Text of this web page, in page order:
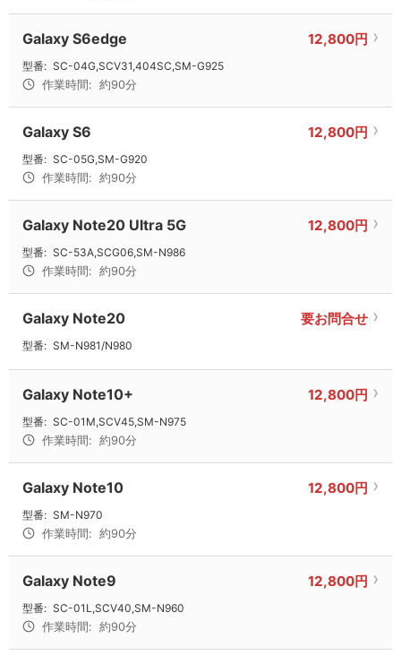
Galaxy S6edge 12,800円
型番: SC-04G,SCV31,404SC,SM-G925
作業時間: 約90分
Galaxy S6 12,800円
型番: SC-05G,SM-G920
作業時間: 約90分
Galaxy Note20 Ultra 5G 12,800円
型番: SC-53A,SCG06,SM-N986
作業時間: 約90分
Galaxy Note20 要お問合せ
型番: SM-N981/N980
Galaxy Note10+ 12,800円
型番: SC-01M,SCV45,SM-N975
作業時間: 約90分
Galaxy Note10 12,800円
型番: SM-N970
作業時間: 約90分
Galaxy Note9 12,800円
型番: SC-01L,SCV40,SM-N960
作業時間: 約90分